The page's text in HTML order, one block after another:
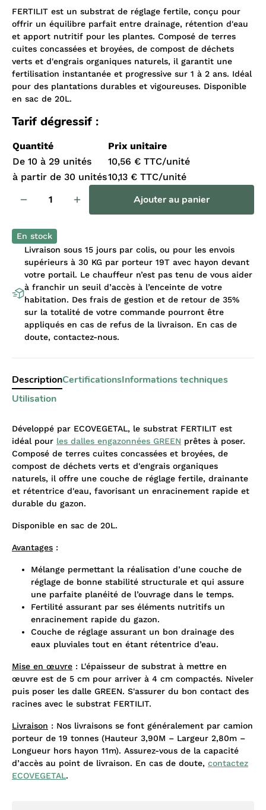
FERTILIT est un substrat de réglage fertile, conçu pour
offrir un équilibre parfait entre drainage, rétention d'eau
et apport nutritif pour les plantes. Composé de terres
cuites concassées et broyées, de compost de déchets
verts et d'engrais organiques naturels, il garantit une
fertilisation instantanée et progressive sur 1 à 2 ans. Idéal
pour des plantations durables et vigoureuses. Disponible
en sac de 20L.
Tarif dégressif :
Quantité
Prix unitaire
De 10 à 29 unités
10,56 € TTC/unité
à partir de 30 unités10,13 € TTC/unité
Ajouter au panier
En stock
Livraison sous 15 jours par colis, ou pour les envois
supérieurs à 30 KG par porteur 19T avec hayon devant
votre portail. Le chauffeur n’est pas tenu de vous aider
à franchir un seuil d’accès à l’enceinte de votre
habitation. Des frais de gestion et de retour de 35%
sur la totalité de votre commande pourront être
appliqués en cas de refus de la livraison. En cas de
doute, contactez-nous.
DescriptionCertificationsInformations techniques
Utilisation
Développé par ECOVEGETAL, le substrat FERTILIT est
idéal pour les dalles engazonnées GREEN prêtes à poser.
Composé de terres cuites concassées et broyées, de
compost de déchets verts et d'engrais organiques
naturels, il offre une couche de réglage fertile, drainante
et rétentrice d'eau, favorisant un enracinement rapide et
durable du gazon.
Disponible en sac de 20L.
Avantages :
Mélange permettant la réalisation d’une couche de
réglage de bonne stabilité structurale et qui assure
une parfaite planéité de l’ouvrage dans le temps.
Fertilité assurant par ses éléments nutritifs un
enracinement rapide du gazon.
Couche de réglage assurant un bon drainage des
eaux pluviales tout en étant rétentrice d’eau.
Mise en œuvre : L'épaisseur de substrat à mettre en
œuvre est de 5 cm pour arriver à 4 cm compactés. Niveler
puis poser les dalle GREEN. S'assurer du bon contact des
racines avec le substrat FERTILIT.
Livraison : Nos livraisons se font généralement par camion
porteur de 19 tonnes (Hauteur 3,90M – Largeur 2,80m –
Longueur hors hayon 11m). Assurez-vous de la capacité
d’accès au point de livraison. En cas de doute, contactez
ECOVEGETAL.